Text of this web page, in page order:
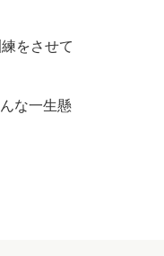
をさせて
な一生懸